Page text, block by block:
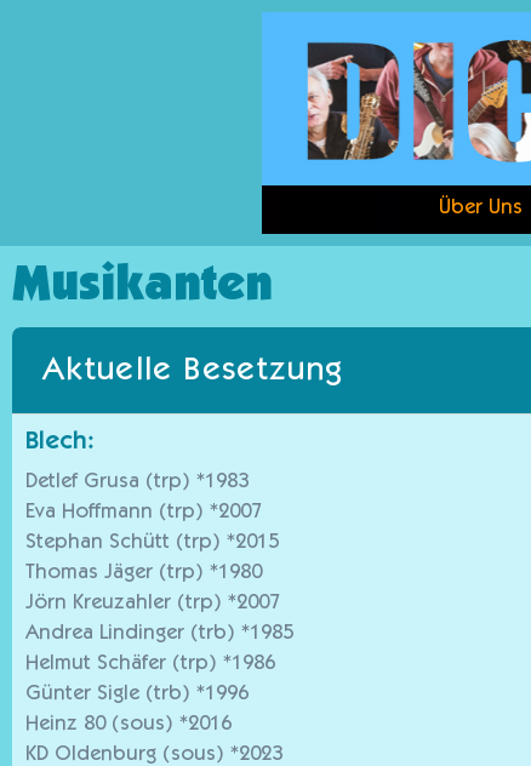
Über Uns
Musikanten
Aktuelle Besetzung
Blech:
Detlef Grusa (trp) *1983
Eva Hoffmann (trp) *2007
Stephan Schütt (trp) *2015
Thomas Jäger (trp) *1980
Jörn Kreuzahler (trp) *2007
Andrea Lindinger (trb) *1985
Helmut Schäfer (trp) *1986
Günter Sigle (trb) *1996
Heinz 80 (sous) *2016
KD Oldenburg (sous) *2023